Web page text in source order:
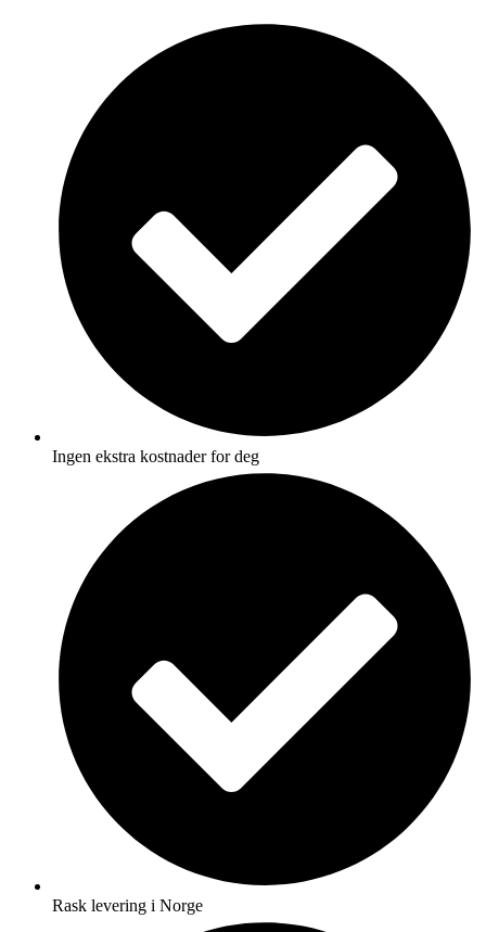
Ingen ekstra kostnader for deg
Rask levering i Norge